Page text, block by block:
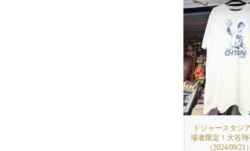
ドジャースタジ
場者限定！大谷
（2024/09/